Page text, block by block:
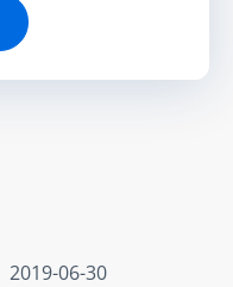
2019-06-30